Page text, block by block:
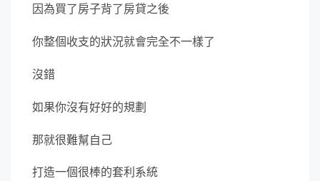
因為買了房子背了房貸之後
你整個收支的狀況就會完全不一樣了
沒錯
如果你沒有好好的規劃
那就很難幫自己
打造一個很棒的套利系統